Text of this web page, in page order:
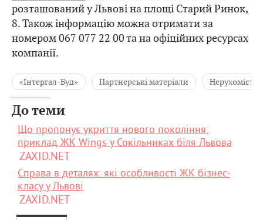
розташований у Львові на площі Старий Ринок,
8. Також інформацію можна отримати за
номером 067 077 22 00 та на офіційних ресурсах
компанії.
«Інтергал-Буд» Партнерські матеріали Нерухомість
До теми
Що пропонує укриття нового покоління:
приклад ЖК Wings у Сокільниках біля Львова
ZAXID.NET
Справа в деталях: які особливості ЖК бізнес-
класу у Львові
ZAXID.NET